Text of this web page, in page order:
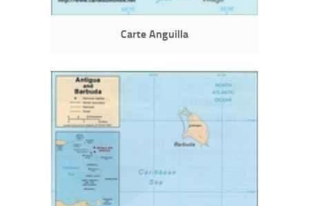
Carte Anguilla